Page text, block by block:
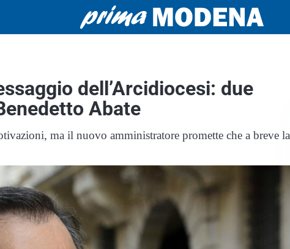
dell’Arcidiocesi: due
Abate
ma il nuovo amministratore promette che a breve la